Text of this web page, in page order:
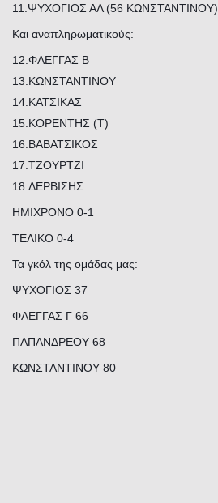
11.ΨΥΧΟΓΙΟΣ ΑΛ (56 ΚΩΝΣΤΑΝΤΙΝΟΥ)
Και αναπληρωματικούς:
12.ΦΛΕΓΓΑΣ Β
13.ΚΩΝΣΤΑΝΤΙΝΟΥ
14.ΚΑΤΣΙΚΑΣ
15.ΚΟΡΕΝΤΗΣ (Τ)
16.ΒΑΒΑΤΣΙΚΟΣ
17.ΤΖΟΥΡΤΖΙ
18.ΔΕΡΒΙΣΗΣ
ΗΜΙΧΡΟΝΟ 0-1
ΤΕΛΙΚΟ 0-4
Τα γκόλ της ομάδας μας:
ΨΥΧΟΓΙΟΣ 37
ΦΛΕΓΓΑΣ Γ 66
ΠΑΠΑΝΔΡΕΟΥ 68
ΚΩΝΣΤΑΝΤΙΝΟΥ 80